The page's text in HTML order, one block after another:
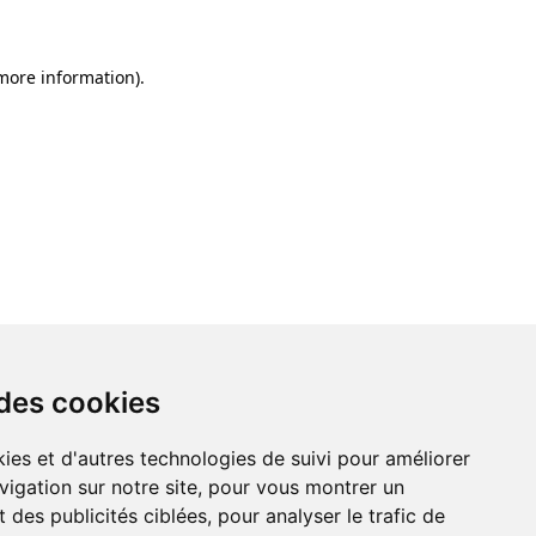
cookies
et d'autres technologies de suivi pour améliorer
sur notre site, pour vous montrer un
des publicités ciblées, pour analyser le trafic de
information).